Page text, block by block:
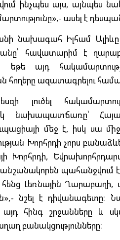
ինչպես այս, այնպես
ասել է
նախագահ Իլհամ Ալիևը
հավատարիմ է
եթե այդ
հողերը ազատագրելու
լուծել
նախապատճառը՝
մեջ է, իսկ սա
Խորհրդի չորս
Խորհրդի,
պահանջվում է
Լեռնային
նշել է դիվանագետը։
հինգ շրջանները և
բանակցությունները։